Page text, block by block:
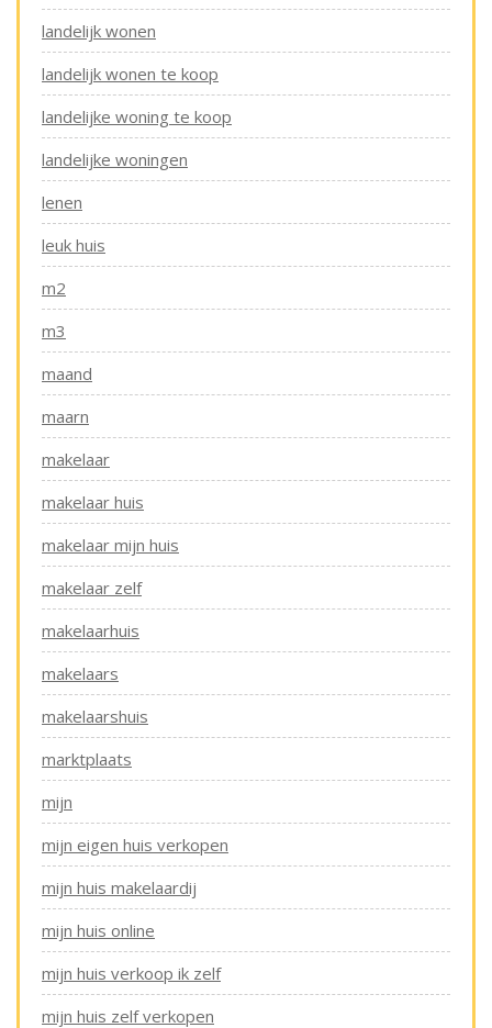
landelijk wonen
landelijk wonen te koop
landelijke woning te koop
landelijke woningen
lenen
leuk huis
m2
m3
maand
maarn
makelaar
makelaar huis
makelaar mijn huis
makelaar zelf
makelaarhuis
makelaars
makelaarshuis
marktplaats
mijn
mijn eigen huis verkopen
mijn huis makelaardij
mijn huis online
mijn huis verkoop ik zelf
mijn huis zelf verkopen